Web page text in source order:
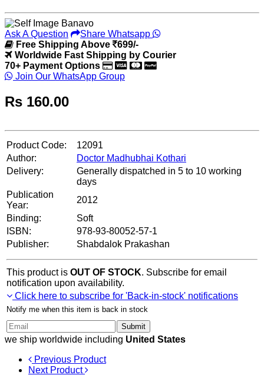
Ask A Question
Share Whatsapp
Free Shipping Above
699/-
Worldwide Fast Shipping by Courier
70+ Payment Options
Join Our WhatsApp Group
Rs 160.00
Product Code:
12091
Author:
Doctor Madhubhai Kothari
Delivery:
Generally dispatched in 5 to 10 working
days
Publication
Year:
2012
Binding:
Soft
ISBN:
978-93-80052-57-1
Publisher:
Shabdalok Prakashan
This product is OUT OF STOCK. Subscribe for email
notification upon availability.
Click here to subscribe for 'Back-in-stock' notifications
Notify me when this item is back in stock
Submit
we ship worldwide including United States
Previous Product
Next Product